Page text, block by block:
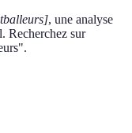
, une analyse
Recherchez sur